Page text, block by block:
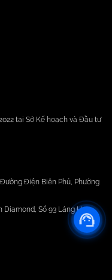
tại Sở Kế hoạch và Đầu tư
Đường Điện Biên Phủ, Phường
Diamond, Số 93 Láng Hạ,